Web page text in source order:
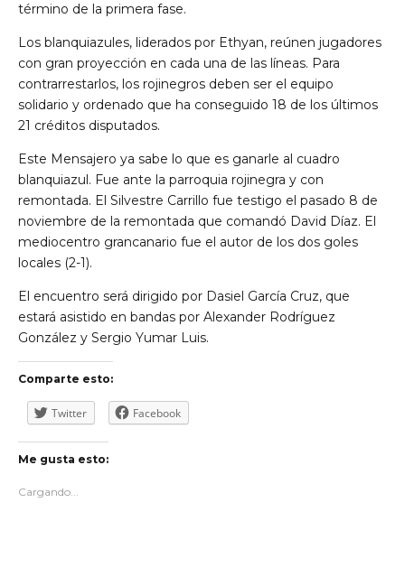
término de la primera fase.
Los blanquiazules, liderados por Ethyan, reúnen jugadores
con gran proyección en cada una de las líneas. Para
contrarrestarlos, los rojinegros deben ser el equipo
solidario y ordenado que ha conseguido 18 de los últimos
21 créditos disputados.
Este Mensajero ya sabe lo que es ganarle al cuadro
blanquiazul. Fue ante la parroquia rojinegra y con
remontada. El Silvestre Carrillo fue testigo el pasado 8 de
noviembre de la remontada que comandó David Díaz. El
mediocentro grancanario fue el autor de los dos goles
locales (2-1).
El encuentro será dirigido por Dasiel García Cruz, que
estará asistido en bandas por Alexander Rodríguez
González y Sergio Yumar Luis.
Comparte esto:
Twitter Facebook
Me gusta esto:
Cargando...